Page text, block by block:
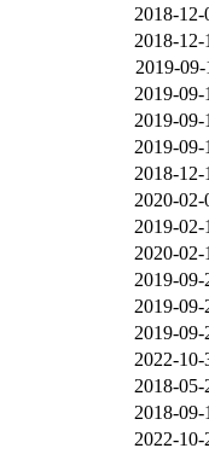
2018-12-
2018-12-
2019-
2019-09-
2019-09-
2019-09-
2018-12-
2020-02-
2019-02-
2020-02-
2019-09-
2019-09-
2019-09-
2022-10-
2018-05-
2018-09-
2022-10-